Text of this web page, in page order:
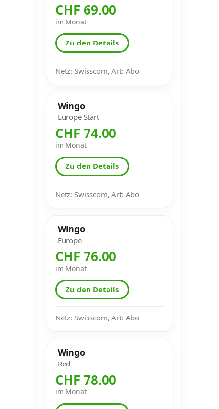
CHF 69.00
im Monat
Zu den Details
Netz: Swisscom, Art: Abo
Wingo
Europe Start
CHF 74.00
im Monat
Zu den Details
Netz: Swisscom, Art: Abo
Wingo
Europe
CHF 76.00
im Monat
Zu den Details
Netz: Swisscom, Art: Abo
Wingo
Red
CHF 78.00
im Monat